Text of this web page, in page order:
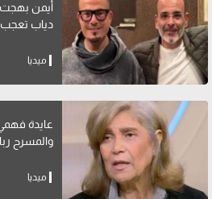
أيمن
دياب تعجب
ميديا
عايدة
والمسرح
ميديا